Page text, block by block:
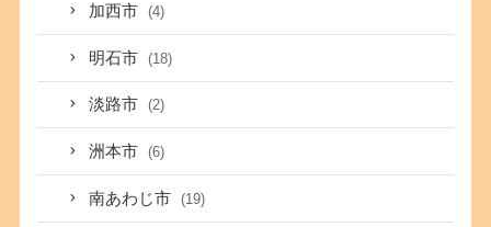
加西市 (4)
明石市 (18)
淡路市 (2)
洲本市 (6)
南あわじ市 (19)